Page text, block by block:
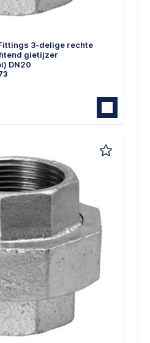
3-delige rechte
gietijzer
DN20